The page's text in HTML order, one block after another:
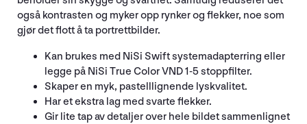
også kontrasten og myker opp rynker og flekker, noe som
gjør det flott å ta portrettbilder.
Kan brukes med NiSi Swift systemadapterring eller
legge på NiSi True Color VND 1-5 stoppfilter.
Skaper en myk, pastelllignende lyskvalitet.
Har et ekstra lag med svarte flekker.
Gir lite tap av detaljer over hele bildet sammenlignet